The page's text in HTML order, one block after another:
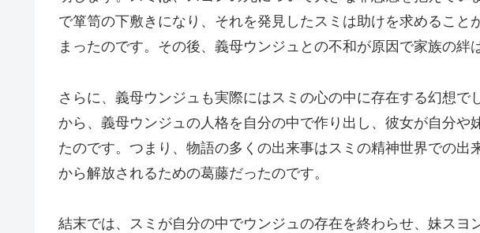
で箪笥の下敷きになり、それを発見したスミは助けを求めること
まったのです。その後、義母ウンジュとの不和が原因で家族の絆
さらに、義母ウンジュも実際にはスミの心の中に存在する幻想で
から、義母ウンジュの人格を自分の中で作り出し、彼女が自分や
たのです。つまり、物語の多くの出来事はスミの精神世界での出
から解放されるための葛藤だったのです。
結末では、スミが自分の中でウンジュの存在を終わらせ、妹スヨ